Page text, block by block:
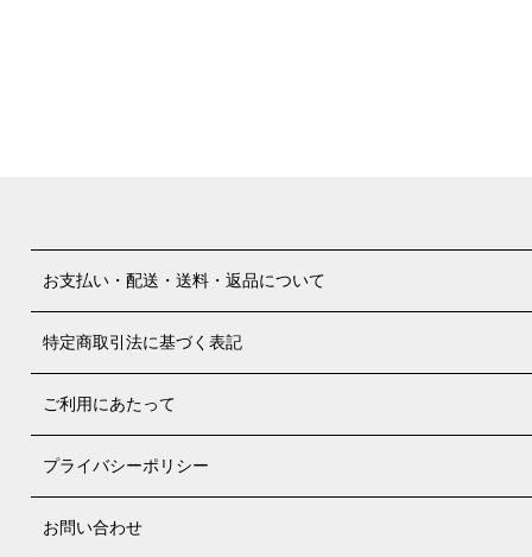
お支払い・配送・送料・返品について
特定商取引法に基づく表記
ご利用にあたって
プライバシーポリシー
お問い合わせ